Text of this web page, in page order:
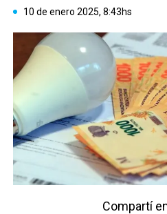
10 de enero 2025, 8:43hs
Compartí